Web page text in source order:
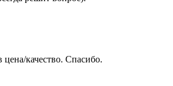
качество. Спасибо.